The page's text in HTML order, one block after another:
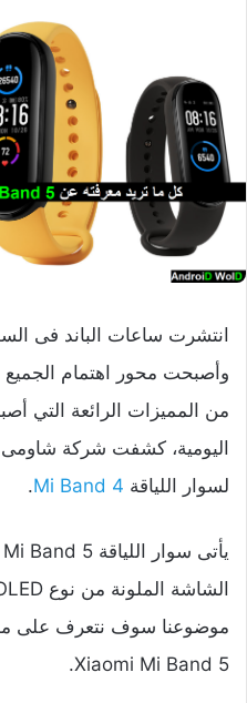
انتشرت ساعات الباند فى
وأصبحت محور اهتمام الجميع
من المميزات الرائعة التي
لسوار اللياقة Mi Band 4
.
موضوعنا سوف نتعرف على
Xiaomi Mi Band 5.